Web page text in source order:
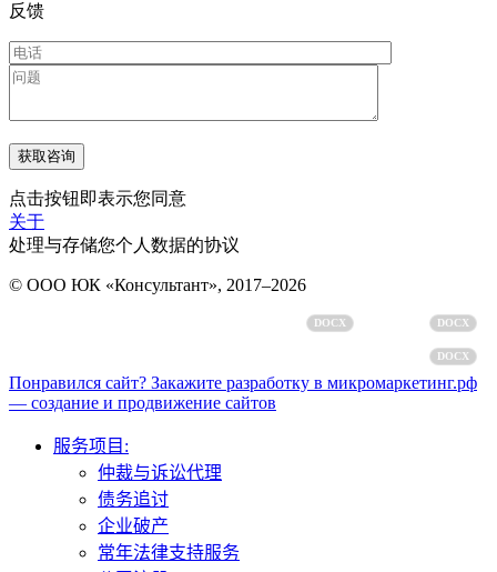
反馈
点击按钮即表示您同意
关于
处理与存储您个人数据的协议
© ООО ЮК «Консультант», 2017–2026
DOCX DOCX
DOCX
Понравился сайт? Закажите разработку в микромаркетинг.рф
— создание и продвижение сайтов
服务项目:
仲裁与诉讼代理
债务追讨
企业破产
常年法律支持服务